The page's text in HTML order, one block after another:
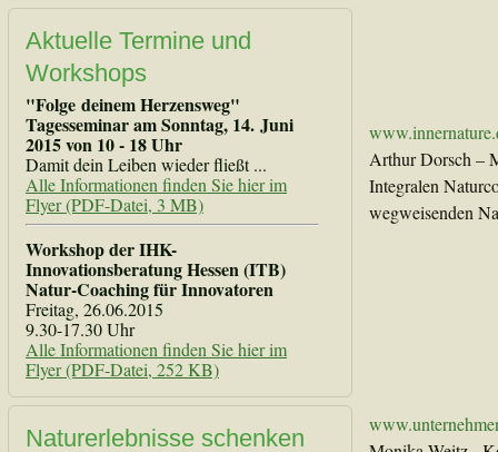
Aktuelle Termine und
Workshops
"Folge deinem Herzensweg"
Tagesseminar am Sonntag, 14. Juni
2015 von 10 - 18 Uhr
Damit dein Leiben wieder fließt ...
Alle Informationen finden Sie hier im
Flyer (PDF-Datei, 3 MB)
Workshop der IHK-
Innovationsberatung Hessen (ITB)
Natur-Coaching für Innovatoren
Freitag, 26.06.2015
9.30-17.30 Uhr
Alle Informationen finden Sie hier im
Flyer (PDF-Datei, 252 KB)
Naturerlebnisse schenken
Arthur Dorsch –
Integralen
wegweisenden